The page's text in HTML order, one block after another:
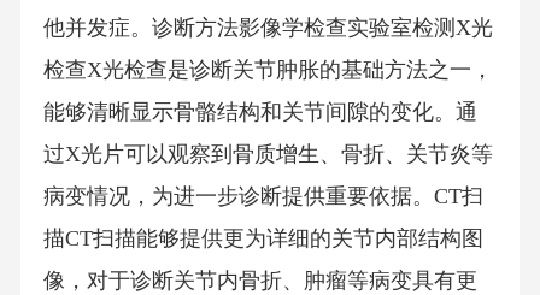
他并发症。诊断方法影像学检查实验室检测X光
检查X光检查是诊断关节肿胀的基础方法之一，
能够清晰显示骨骼结构和关节间隙的变化。通
过X光片可以观察到骨质增生、骨折、关节炎等
病变情况，为进一步诊断提供重要依据。CT扫
描CT扫描能够提供更为详细的关节内部结构图
像，对于诊断关节内骨折、肿瘤等病变具有更